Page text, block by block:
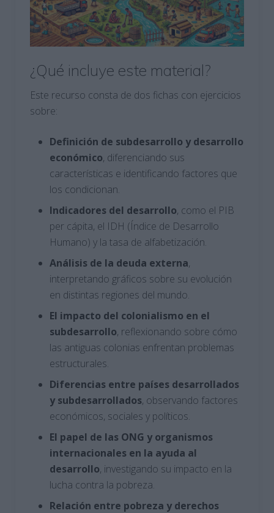
¿Qué incluye este material?
Este recurso consta de dos fichas con ejercicios
sobre:
Definición de subdesarrollo y desarrollo
económico, diferenciando sus
características e identificando factores que
los condicionan.
Indicadores del desarrollo, como el PIB
per cápita, el IDH (Índice de Desarrollo
Humano) y la tasa de alfabetización.
Análisis de la deuda externa,
interpretando gráficos sobre su evolución
en distintas regiones del mundo.
El impacto del colonialismo en el
subdesarrollo, reflexionando sobre cómo
las antiguas colonias enfrentan problemas
estructurales.
Diferencias entre países desarrollados
y subdesarrollados, observando factores
económicos, sociales y políticos.
El papel de las ONG y organismos
internacionales en la ayuda al
desarrollo, investigando su impacto en la
lucha contra la pobreza.
Relación entre pobreza y derechos